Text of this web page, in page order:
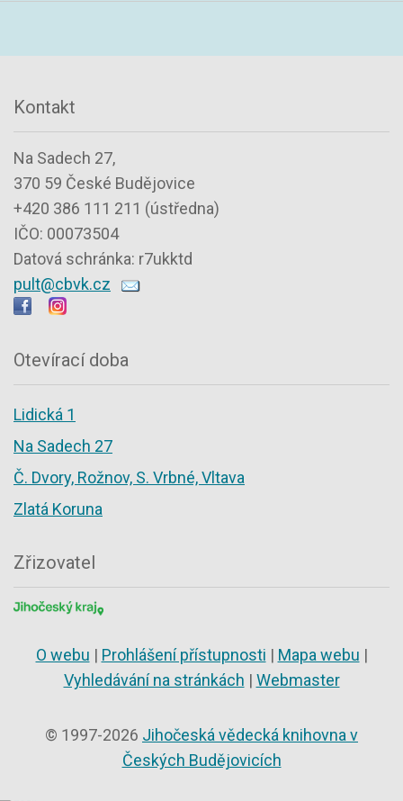
Kontakt
Na Sadech 27,
370 59 České Budějovice
+420 386 111 211 (ústředna)
IČO: 00073504
Datová schránka: r7ukktd
pult@cbvk.cz
Otevírací doba
Lidická 1
Na Sadech 27
Č. Dvory, Rožnov, S. Vrbné, Vltava
Zlatá Koruna
Zřizovatel
O webu | Prohlášení přístupnosti | Mapa webu |
Vyhledávání na stránkách | Webmaster
© 1997-2026 Jihočeská vědecká knihovna v
Českých Budějovicích